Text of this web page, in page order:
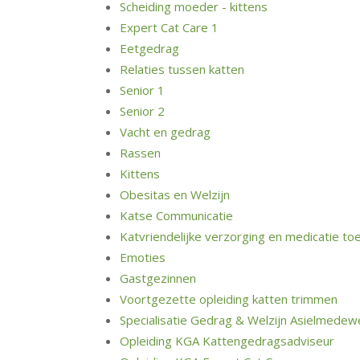
Scheiding moeder - kittens
Expert Cat Care 1
Eetgedrag
Relaties tussen katten
Senior 1
Senior 2
Vacht en gedrag
Rassen
Kittens
Obesitas en Welzijn
Katse Communicatie
Katvriendelijke verzorging en medicatie
Emoties
Gastgezinnen
Voortgezette opleiding katten trimmen
Specialisatie Gedrag & Welzijn
Opleiding KGA Kattengedragsadviseur